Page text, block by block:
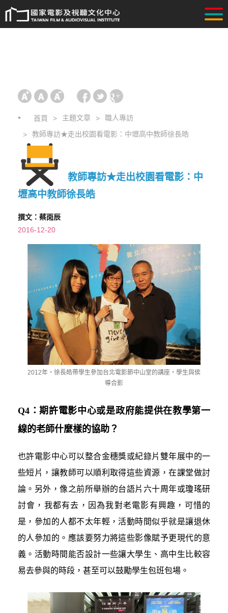
首頁 主題文章
職人專訪
教師專訪★走出校園看電影：中壢高中教師徐長皓
教師專訪★走出校園看電影：中
壢高中教師徐長皓
撰文：蔡雨辰
2016-12-20
2012年，徐長皓帶學生參加台北電影節中山堂的講座，學生與侯
導合影
Q4：期許電影中心或是政府能提供在教學第一
線的老師什麼樣的協助？
也許電影中心可以整合金穗獎或紀錄片雙年展中的一
些短片，讓教師可以順利取得這些資源，在課堂做討
論。另外，像之前所舉辦的台語片六十周年或瓊瑤研
討會，我都有去，因為我對老電影有興趣，可惜的
是，參加的人都不太年輕，活動時間似乎就是讓退休
的人參加的。應該要努力將這些影像賦予更現代的意
義。活動時間能否設計一些讓大學生、高中生比較容
易去參與的時段，甚至可以鼓勵學生包班包場。